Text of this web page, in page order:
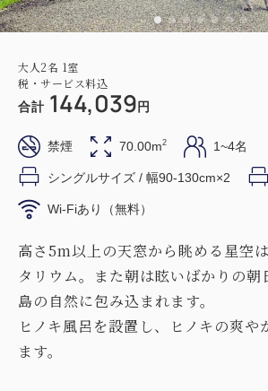
大人2名 1室
税・サービス料込
合計 144,039 円
禁煙 70.00m2 1~4名
シングルサイズ / 幅90-130cm×2
Wi-Fiあり（無料）
高さ5m以上の天窓から眺める星空
タリウム。また朝は眩いばかりの朝
島の自然に包み込まれます。
ヒノキ風呂を設置し、ヒノキの爽や
ます。